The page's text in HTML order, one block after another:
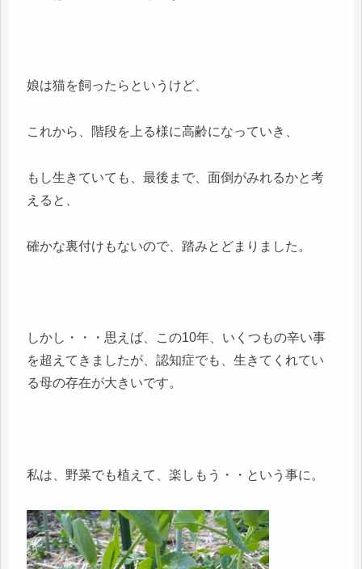
娘は猫を飼ったらというけど、
これから、階段を上る様に高齢になっていき、
もし生きていても、最後まで、面倒がみれるかと考
えると、
確かな裏付けもないので、踏みとどまりました。
しかし・・・思えば、この10年、いくつもの辛い事
を超えてきましたが、認知症でも、生きてくれてい
る母の存在が大きいです。
私は、野菜でも植えて、楽しもう・・という事に。